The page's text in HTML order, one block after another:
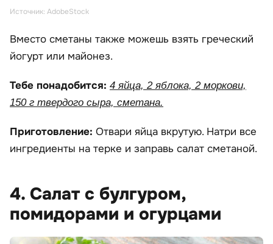
Источник: AdobeStock
Вместо сметаны также можешь взять греческий
йогурт или майонез.
Тебе понадобится: 4 яйца, 2 яблока, 2 моркови,
150 г твердого сыра, сметана.
Приготовление: Отвари яйца вкрутую. Натри все
ингредиенты на терке и заправь салат сметаной.
4. Салат с булгуром,
помидорами и огурцами